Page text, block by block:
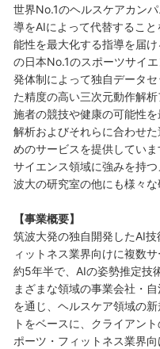
世界No.1のヘルスケアカン
導をAIによって代替するこ
能性を最大化する指導を届
の日本No.1のスポーツサイ
発体制によって独自データ
た精度の高い三次元動作解
施者の競技や健康の可能性
解析およびそれらに合わせ
めのサービスを提供してい
サイエンス領域に強みを持
波大の研究室の他にも様々
【事業概要】
筑波大発の独自開発したAI
ィットネス業界向けに複数
約5年半で、AIの姿勢推定技
まざまな領域の事業会社・
を通じ、ヘルスケア領域の
トをベースに、クライアン
ポーツ・フィットネス業界